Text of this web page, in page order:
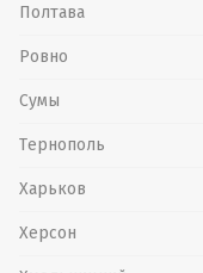
Полтава
Ровно
Сумы
Тернополь
Харьков
Херсон